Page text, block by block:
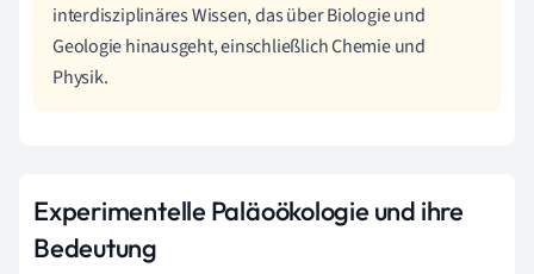
interdisziplinäres Wissen, das über Biologie und
Geologie hinausgeht, einschließlich Chemie und
Physik.
Experimentelle Paläoökologie und ihre
Bedeutung